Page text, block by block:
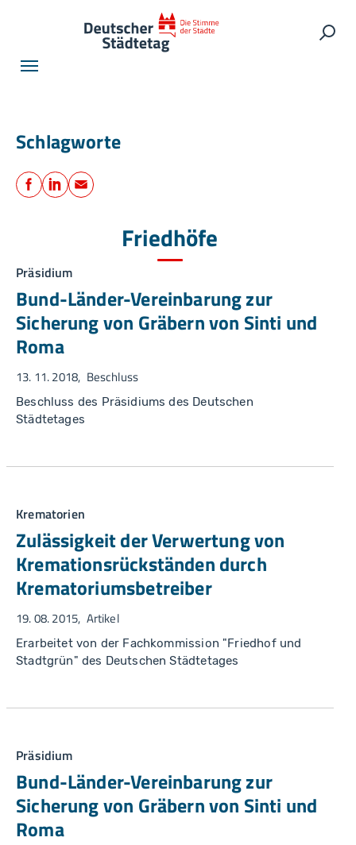
Schlagworte
Teilen
Facebook
LinkedIn
E-Mail
Friedhöfe
Präsidium
Bund-Länder-Vereinbarung zur
Sicherung von Gräbern von Sinti und
Roma
13. 11. 2018 Beschluss
Beschluss des Präsidiums des Deutschen
Städtetages
Krematorien
Zulässigkeit der Verwertung von
Kremationsrückständen durch
Krematoriumsbetreiber
19. 08. 2015 Artikel
Erarbeitet von der Fachkommission "Friedhof und
Stadtgrün" des Deutschen Städtetages
Präsidium
Bund-Länder-Vereinbarung zur
Sicherung von Gräbern von Sinti und
Roma